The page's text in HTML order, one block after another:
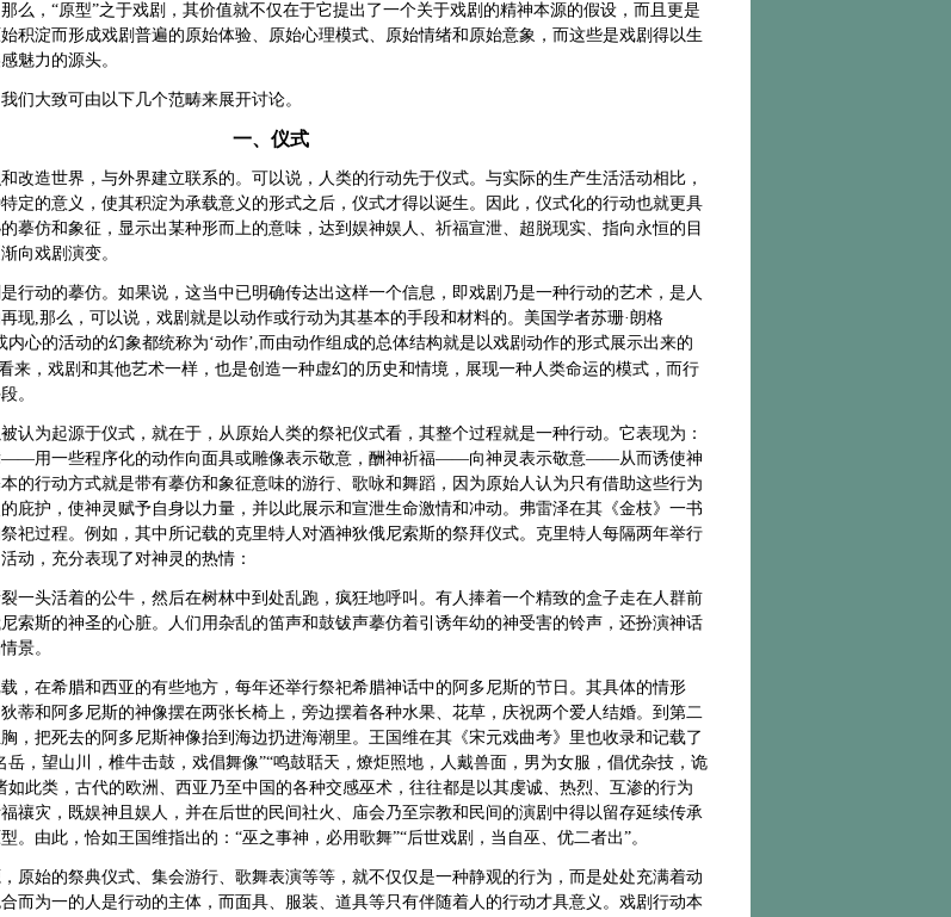
么，“原型”之于戏剧，其价值就不仅在于它提出了一个关于戏剧的精神本源的假设，而且更是
积淀而形成戏剧普遍的原始体验、原始心理模式、原始情绪和原始意象，而这些是戏剧得以生
魅力的源头。
们大致可由以下几个范畴来展开讨论。
一、仪式
改造世界，与外界建立联系的。可以说，人类的行动先于仪式。与实际的生产生活活动相比，
定的意义，使其积淀为承载意义的形式之后，仪式才得以诞生。因此，仪式化的行动也就更具
摹仿和象征，显示出某种形而上的意味，达到娱神娱人、祈福宣泄、超脱现实、指向永恒的目
向戏剧演变。
行动的摹仿。如果说，这当中已明确传达出这样一个信息，即戏剧乃是一种行动的艺术，是人
现,那么，可以说，戏剧就是以动作或行动为其基本的手段和材料的。美国学者苏珊·朗格
心的活动的幻象都统称为‘动作’,而由动作组成的总体结构就是以戏剧动作的形式展示出来的
来，戏剧和其他艺术一样，也是创造一种虚幻的历史和情境，展现一种人类命运的模式，而行
。
认为起源于仪式，就在于，从原始人类的祭祀仪式看，其整个过程就是一种行动。它表现为：
用一些程序化的动作向面具或雕像表示敬意，酬神祈福——向神灵表示敬意——从而诱使神
的行动方式就是带有摹仿和象征意味的游行、歌咏和舞蹈，因为原始人认为只有借助这些行为
庇护，使神灵赋予自身以力量，并以此展示和宣泄生命激情和冲动。弗雷泽在其《金枝》一书
祀过程。例如，其中所记载的克里特人对酒神狄俄尼索斯的祭拜仪式。克里特人每隔两年举行
动，充分表现了对神灵的热情：
一头活着的公牛，然后在树林中到处乱跑，疯狂地呼叫。有人捧着一个精致的盒子走在人群前
索斯的神圣的心脏。人们用杂乱的笛声和鼓钹声摹仿着引诱年幼的神受害的铃声，还扮演神话
景。
，在希腊和西亚的有些地方，每年还举行祭祀希腊神话中的阿多尼斯的节日。其具体的情形
蒂和阿多尼斯的神像摆在两张长椅上，旁边摆着各种水果、花草，庆祝两个爱人结婚。到第二
，把死去的阿多尼斯神像抬到海边扔进海潮里。王国维在其《宋元戏曲考》里也收录和记载了
岳，望山川，椎牛击鼓，戏倡舞像”“鸣鼓聒天，燎炬照地，人戴兽面，男为女服，倡优杂技，诡
如此类，古代的欧洲、西亚乃至中国的各种交感巫术，往往都是以其虔诚、热烈、互渗的行为
禳灾，既娱神且娱人，并在后世的民间社火、庙会乃至宗教和民间的演剧中得以留存延续传承
。由此，恰如王国维指出的：“巫之事神，必用歌舞”“后世戏剧，当自巫、优二者出”。
原始的祭典仪式、集会游行、歌舞表演等等，就不仅仅是一种静观的行为，而是处处充满着动
而为一的人是行动的主体，而面具、服装、道具等只有伴随着人的行动才具意义。戏剧行动本